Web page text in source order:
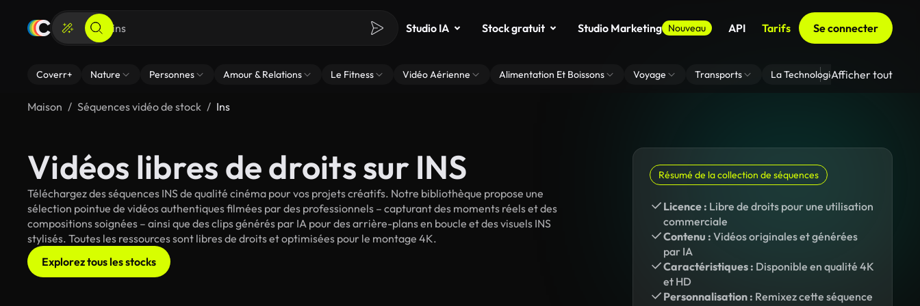
Studio IA Stock gratuit Studio Marketing Nouveau API Tarifs Se connecter
Coverr+ Nature Personnes Amour & Relations Le Fitness Vidéo Aérienne Alimentation Et Boissons Voyage Transports La Technologie Zoom En
Afficher tout
Maison Séquences vidéo de stock Ins
Vidéos libres de droits sur INS
Téléchargez des séquences INS de qualité cinéma pour vos projets créatifs. Notre bibliothèque propose une
sélection pointue de vidéos authentiques filmées par des professionnels – capturant des moments réels et des
compositions soignées – ainsi que des clips générés par IA pour des arrière-plans en boucle et des visuels INS
stylisés. Toutes les ressources sont libres de droits et optimisées pour le montage 4K.
Explorez tous les stocks
Résumé de la collection de séquences
Licence : Libre de droits pour une utilisation
commerciale
Contenu : Vidéos originales et générées
par IA
Caractéristiques : Disponible en qualité 4K
et HD
Personnalisation : Remixez cette séquence